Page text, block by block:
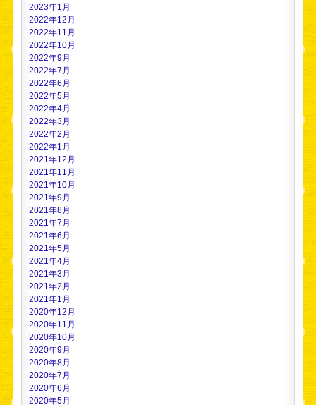
2023年1月
2022年12月
2022年11月
2022年10月
2022年9月
2022年7月
2022年6月
2022年5月
2022年4月
2022年3月
2022年2月
2022年1月
2021年12月
2021年11月
2021年10月
2021年9月
2021年8月
2021年7月
2021年6月
2021年5月
2021年4月
2021年3月
2021年2月
2021年1月
2020年12月
2020年11月
2020年10月
2020年9月
2020年8月
2020年7月
2020年6月
2020年5月